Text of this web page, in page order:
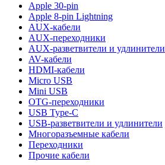
Apple 30-pin
Apple 8-pin Lightning
AUX-кабели
AUX-переходники
AUX-разветвители и удлинители
AV-кабели
HDMI-кабели
Micro USB
Mini USB
OTG-переходники
USB Type-C
USB-разветвители и удлинители
Многоразъемные кабели
Переходники
Прочие кабели